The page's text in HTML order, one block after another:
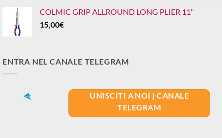
COLMIC GRIP ALLROUND LONG PLIER 11"
15,00€
ENTRA NEL CANALE TELEGRAM
UNISCITI A NOI | CANALE
TELEGRAM